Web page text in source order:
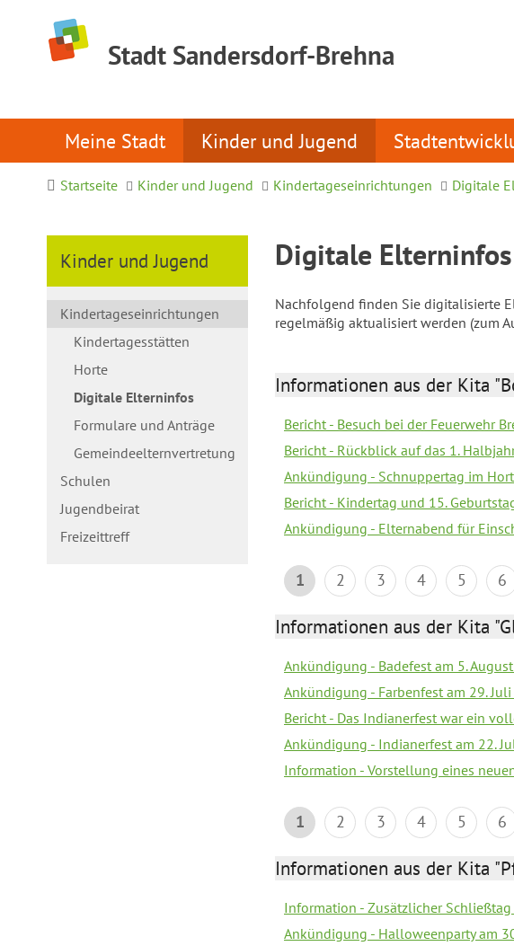
Stadt Sandersdorf-Brehna
Meine Stadt Kinder und Jugend
Startseite Kinder und Jugend Kindertageseinrichtungen Digitale
Kinder und Jugend
Kindertageseinrichtungen
Kindertagesstätten
Horte
Digitale Elterninfos
Formulare und Anträge
Gemeindeelternvertretung
Schulen
Jugendbeirat
Freizeittreff
Digitale Elterninfos
Nachfolgend finden Sie digitalisierte
regelmäßig aktualisiert werden (zum
Informationen aus der Kita
Bericht - Besuch bei der Feuerwehr
Bericht - Rückblick auf das 1.
Ankündigung - Schnuppertag im
Bericht - Kindertag und 15.
Ankündigung - Elternabend für
1 2 3 4 5 6
Informationen aus der Kita
Ankündigung - Badefest am 5.
Ankündigung - Farbenfest am 29.
Bericht - Das Indianerfest war ein
Ankündigung - Indianerfest am 22.
Information - Vorstellung eines
1 2 3 4 5 6
Informationen aus der Kita
Information - Zusätzlicher
Ankündigung - Halloweenparty am